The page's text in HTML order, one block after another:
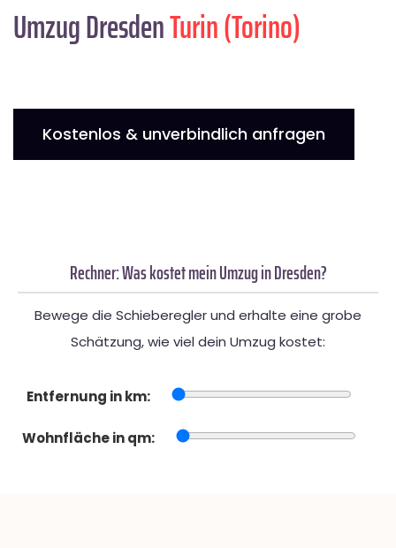
Umzug DresdenTurin (Torino)
Kostenlos & unverbindlich anfragen
Rechner: Was kostet mein Umzug in Dresden?
Bewege die Schieberegler und erhalte eine grobe
Schätzung, wie viel dein Umzug kostet:
Entfernung in km:
Wohnfläche in qm: